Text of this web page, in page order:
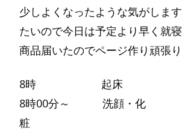
少しよくなったような気がしま
たいので今日は予定より早く就寝
商品届いたのでページ作り頑張り
8時 起床
8時00分～ 洗顔・化
粧 15